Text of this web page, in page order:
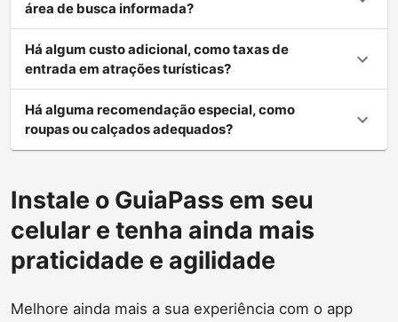
área de busca informada?
Há algum custo adicional, como taxas de
entrada em atrações turísticas?
Há alguma recomendação especial, como
roupas ou calçados adequados?
Instale o GuiaPass em seu
celular e tenha ainda mais
praticidade e agilidade
Melhore ainda mais a sua experiência com o app